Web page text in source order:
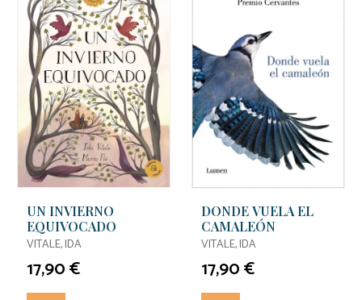
UN INVIERNO
EQUIVOCADO
VITALE, IDA
17,90 €
DONDE VUELA EL
CAMALEÓN
VITALE, IDA
17,90 €